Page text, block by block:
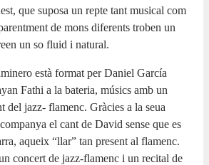
que suposa un repte tant musical com
de mons diferents troben un
un so fluid i natural.
està format per Daniel García
Fathi a la bateria, músics amb un
del jazz- flamenc. Gràcies a la seua
el cant de David sense que es
aqueix “llar” tan present al flamenc.
concert de jazz-flamenc i un recital de